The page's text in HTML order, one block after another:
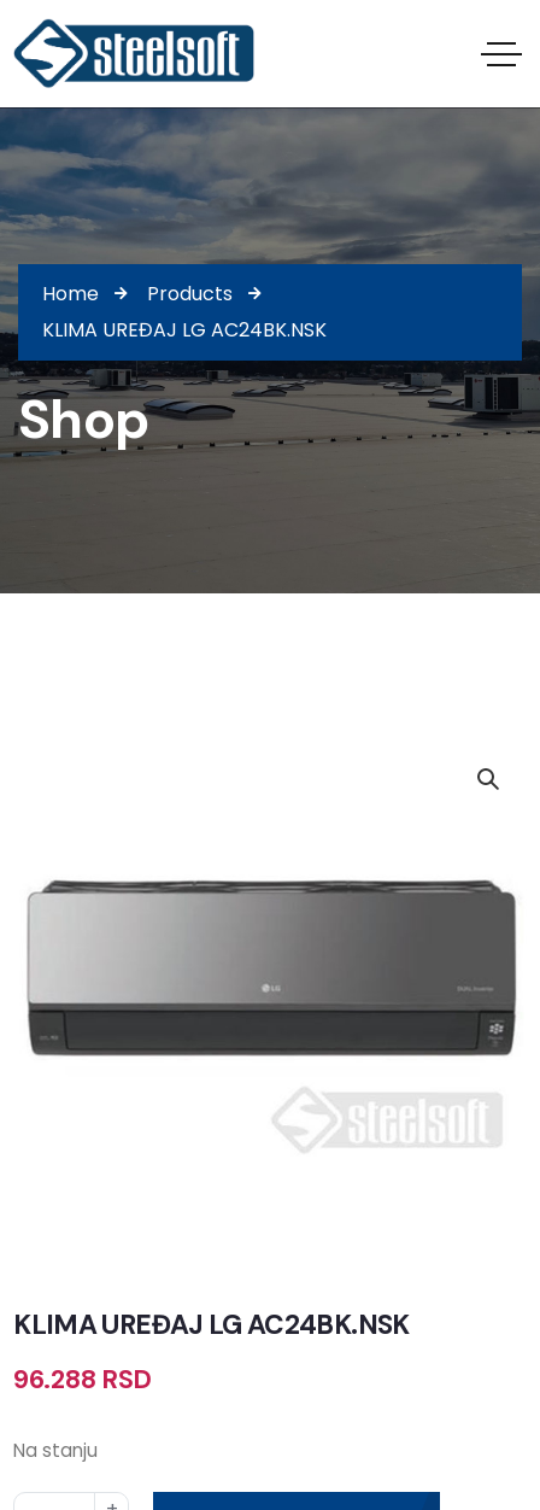
Home
Products
KLIMA UREĐAJ LG AC24BK.NSK
Shop
KLIMA UREĐAJ LG AC24BK.NSK
96.288 RSD
Na stanju